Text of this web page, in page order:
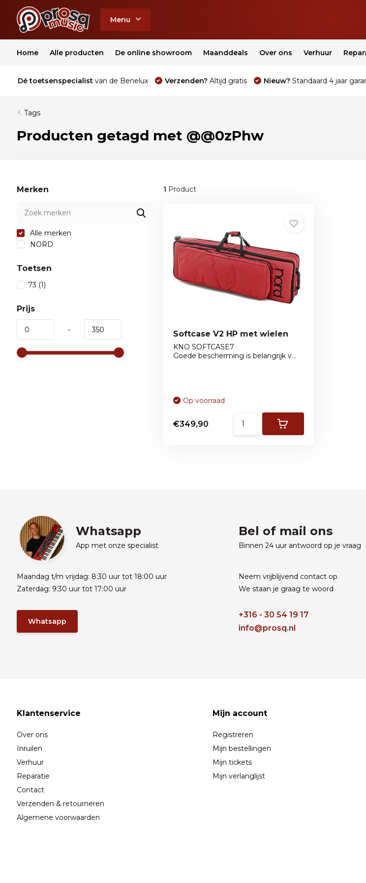
Menu
Home Alle producten De online showroom Maanddeals Over ons Verhuur
Dé toetsenspecialist van de Benelux Verzenden? Altijd gratis Nieuw? Standaard 4 jaar
Tags
Producten getagd met @@0zPhw
Merken
Alle merken
NORD
Toetsen
73 (1)
Prijs
-
1 Product
Softcase V2 HP met wielen
KNO SOFTCASE7
Goede bescherming is belangrijk v...
Op voorraad
€349,90
Whatsapp
App met onze specialist
Maandag t/m vrijdag: 8:30 uur tot 18:00 uur
Zaterdag: 9:30 uur tot 17:00 uur
Whatsapp
Bel of mail ons
Binnen 24 uur antwoord op je vraag
Neem vrijblijvend contact op
We staan je graag te woord
+316 - 30 54 19 17
info@prosq.nl
Klantenservice
Over ons
Inruilen
Verhuur
Reparatie
Contact
Verzenden & retourneren
Algemene voorwaarden
Mijn account
Registreren
Mijn bestellingen
Mijn tickets
Mijn verlanglijst